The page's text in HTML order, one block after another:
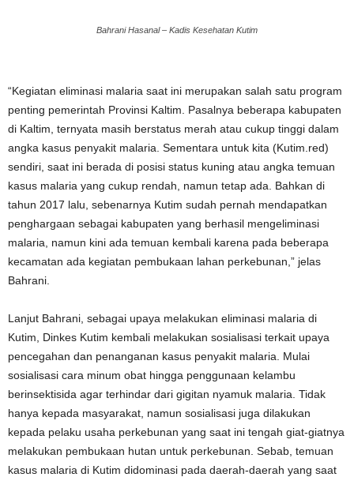
Bahrani Hasanal – Kadis Kesehatan Kutim
“Kegiatan eliminasi malaria saat ini merupakan salah satu program
penting pemerintah Provinsi Kaltim. Pasalnya beberapa kabupaten
di Kaltim, ternyata masih berstatus merah atau cukup tinggi dalam
angka kasus penyakit malaria. Sementara untuk kita (Kutim.red)
sendiri, saat ini berada di posisi status kuning atau angka temuan
kasus malaria yang cukup rendah, namun tetap ada. Bahkan di
tahun 2017 lalu, sebenarnya Kutim sudah pernah mendapatkan
penghargaan sebagai kabupaten yang berhasil mengeliminasi
malaria, namun kini ada temuan kembali karena pada beberapa
kecamatan ada kegiatan pembukaan lahan perkebunan,” jelas
Bahrani.
Lanjut Bahrani, sebagai upaya melakukan eliminasi malaria di
Kutim, Dinkes Kutim kembali melakukan sosialisasi terkait upaya
pencegahan dan penanganan kasus penyakit malaria. Mulai
sosialisasi cara minum obat hingga penggunaan kelambu
berinsektisida agar terhindar dari gigitan nyamuk malaria. Tidak
hanya kepada masyarakat, namun sosialisasi juga dilakukan
kepada pelaku usaha perkebunan yang saat ini tengah giat-giatnya
melakukan pembukaan hutan untuk perkebunan. Sebab, temuan
kasus malaria di Kutim didominasi pada daerah-daerah yang saat